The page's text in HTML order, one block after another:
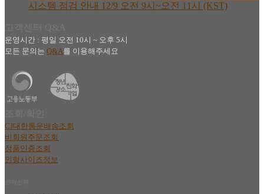
시스템 점검 안내 12/9 오전 9시~오전 11시 (KST)
운영시간 : 평일 오전 10시 ~ 오후 5시
모든 문의는 Q&A를 이용해주세요
CJ대한통운배송조회
비회원주문조회
정품인증조회
인형사이즈정보